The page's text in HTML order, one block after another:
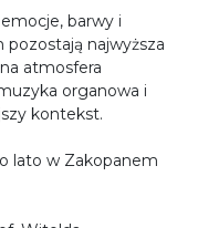
barwy i
najwyższa
atmosfera
organowa i
kontekst.
lato w Zakopanem